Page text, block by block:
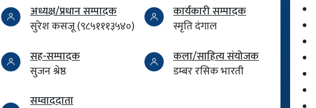
अध्यक्ष/प्रधान सम्पादक
सुरेश कसजू (९८५१११३५४०)
कार्यकारी सम्पादक
स्मृति दंगाल
सह-सम्पादक
सुजन श्रेष्ठ
कला/साहित्य संयोजक
डम्बर रसिक भारती
सम्वाददाता